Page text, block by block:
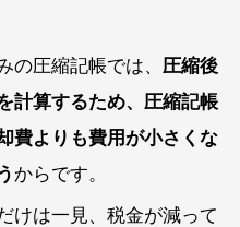
の圧縮記帳では、 圧縮後
計算するため、圧縮記帳
費よりも費用が小さくな
からです。
けは一見、税金が減って